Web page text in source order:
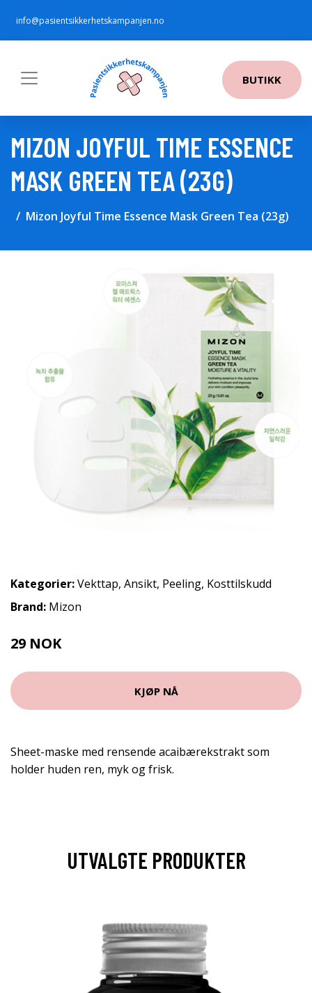
info@pasientsikkerhetskampanjen.no
BUTIKK
MIZON JOYFUL TIME ESSENCE
MASK GREEN TEA (23G)
Mizon Joyful Time Essence Mask Green Tea (23g)
Kategorier:Vekttap, Ansikt, Peeling, Kosttilskudd
Brand: Mizon
29 NOK
KJØP NÅ
Sheet-maske med rensende acaibærekstrakt som
holder huden ren, myk og frisk.
UTVALGTE PRODUKTER